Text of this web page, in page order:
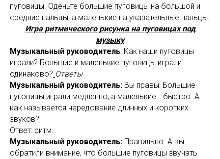
пуговицы. Оденьте большие пуговицы на большой и
средние пальцы, а маленькие на указательные пальцы.
Игра ритмического рисунка на пуговицах под
музыку
Музыкальный руководитель: Как наши пуговицы
играли? Большие и маленькие пуговицы играли
одинаково? Ответы
Музыкальный руководитель: Вы правы: Большие
пуговицы играли медленно, а маленькие –быстро. А
как называется чередование длинных и коротких
звуков?
Ответ: ритм.
Музыкальный руководитель: Правильно. А вы
обратили внимание, что большие пуговицы звучать